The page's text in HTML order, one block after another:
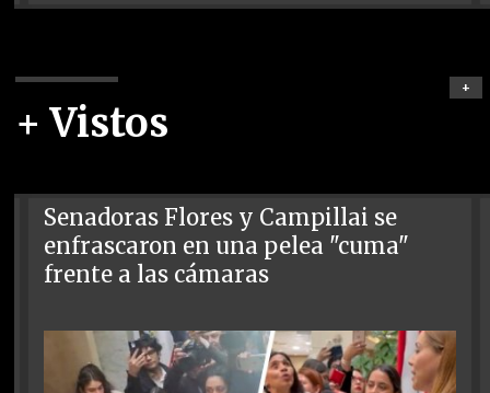
+ Vistos
+
Senadoras Flores y Campillai se
enfrascaron en una pelea "cuma"
frente a las cámaras